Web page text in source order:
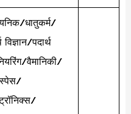
धातुकर्म/
विज्ञान/पदार्थ
वैमानिकी/